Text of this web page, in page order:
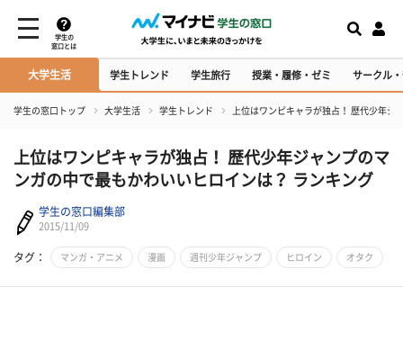
学生の
窓口とは
大学生活 学生トレンド 学生旅行 授業・履修・ゼミ サークル
学生の窓口トップ 大学生活 学生トレンド 上位はワンピキャラが独占！ 歴代少年
上位はワンピキャラが独占！ 歴代少年ジャンプのマ
ンガの中で最もかわいいヒロインは？ ランキング
学生の窓口編集部
2015/11/09
タグ： マンガ・アニメ 漫画 週刊少年ジャンプ ヒロイン オタク